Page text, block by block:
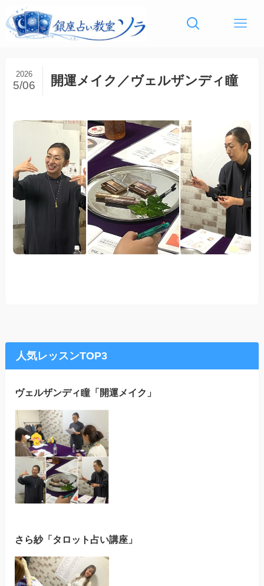
開運メイク／ヴェルザンディ瞳
2026
5/06
人気レッスンTOP3
ヴェルザンディ瞳「開運メイク」
さら紗「タロット占い講座」